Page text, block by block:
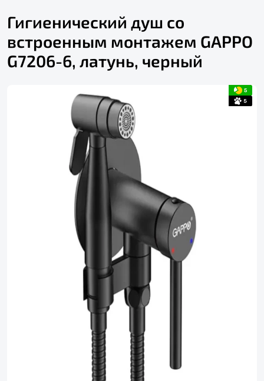
Гигиенический душ со
встроенным монтажем GAPPO
G7206-6, латунь, черный